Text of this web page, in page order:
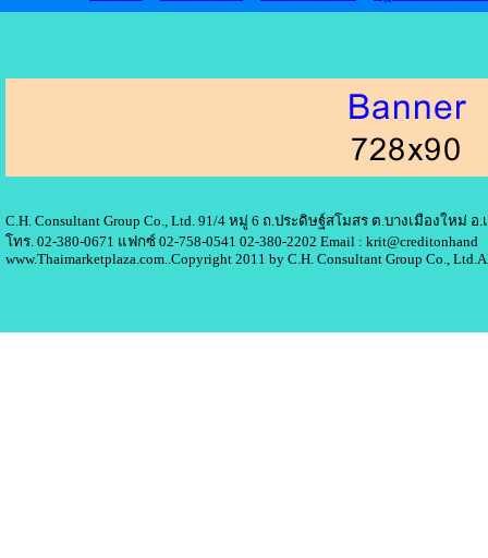
C.H. Consultant Group Co., Ltd. 91/4 หมู่ 6 ถ.ประดิษฐ์สโมสร ต.บางเมืองใหม่ อ
โทร. 02-380-0671 แฟกซ์ 02-758-0541 02-380-2202 Email : krit@creditonhand
www.Thaimarketplaza.com..Copyright 2011 by C.H. Consultant Group Co.,